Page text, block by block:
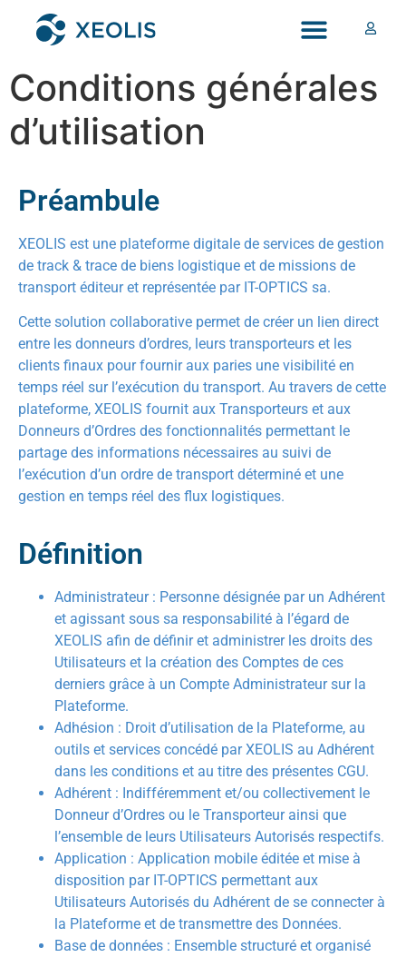
Conditions générales
d’utilisation​
Préambule
XEOLIS est une plateforme digitale de services de gestion
de track & trace de biens logistique et de missions de
transport éditeur et représentée par IT-OPTICS sa.
Cette solution collaborative permet de créer un lien direct
entre les donneurs d’ordres, leurs transporteurs et les
clients finaux pour fournir aux paries une visibilité en
temps réel sur l’exécution du transport. Au travers de cette
plateforme, XEOLIS fournit aux Transporteurs et aux
Donneurs d’Ordres des fonctionnalités permettant le
partage des informations nécessaires au suivi de
l’exécution d’un ordre de transport déterminé et une
gestion en temps réel des flux logistiques.
Définition​
Administrateur : Personne désignée par un Adhérent
et agissant sous sa responsabilité à l’égard de
XEOLIS afin de définir et administrer les droits des
Utilisateurs et la création des Comptes de ces
derniers grâce à un Compte Administrateur sur la
Plateforme.
Adhésion : Droit d’utilisation de la Plateforme, au
outils et services concédé par XEOLIS au Adhérent
dans les conditions et au titre des présentes CGU.
Adhérent : Indifféremment et/ou collectivement le
Donneur d’Ordres ou le Transporteur ainsi que
l’ensemble de leurs Utilisateurs Autorisés respectifs.
Application : Application mobile éditée et mise à
disposition par IT-OPTICS permettant aux
Utilisateurs Autorisés du Adhérent de se connecter à
la Plateforme et de transmettre des Données.
Base de données : Ensemble structuré et organisé